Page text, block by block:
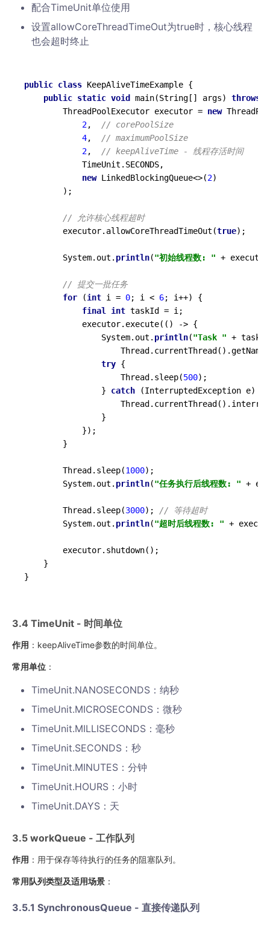
配合TimeUnit单位使用
设置allowCoreThreadTimeOut为true时，核心线程
也会超时终止
public class KeepAliveTimeExample {
public static void main(String[] args) throws
        ThreadPoolExecutor executor =
new
2, // corePoolSize
4, // maximumPoolSize
2, // keepAliveTime - 线程存活时间
            TimeUnit.SECONDS,
new LinkedBlockingQueue<>(2)
        );
// 允许核心线程超时
        executor.allowCoreThreadTimeOut(
true);
        System.out.
println("初始线程数: " +
// 提交一批任务
for (int i = 0; i < 6; i++) {
final
int taskId = i;
            executor.execute(() -> {
                System.out.
println("Task " +
try {
                    Thread.sleep(
500);
                }
catch (InterruptedException e) {
                }
            });
        }
        Thread.sleep(
1000);
        System.out.
println("任务执行后线程数: " +
        Thread.sleep(
3000); // 等待超时
        System.out.
println("超时后线程数: " +
        executor.shutdown();
    }
3.4 TimeUnit - 时间单位
作用 ：keepAliveTime参数的时间单位。
常用单位 ：
TimeUnit.NANOSECONDS：纳秒
TimeUnit.MICROSECONDS：微秒
TimeUnit.MILLISECONDS：毫秒
TimeUnit.SECONDS：秒
TimeUnit.MINUTES：分钟
TimeUnit.HOURS：小时
TimeUnit.DAYS：天
3.5 workQueue - 工作队列
作用 ：用于保存等待执行的任务的阻塞队列。
常用队列类型及适用场景 ：
3.5.1 SynchronousQueue - 直接传递队列